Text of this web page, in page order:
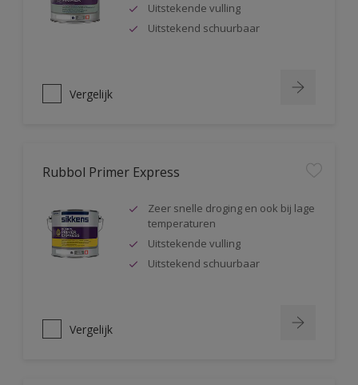
Uitstekende vulling
Uitstekend schuurbaar
Vergelijk
Rubbol Primer Express
Zeer snelle droging en ook bij lage
temperaturen
Uitstekende vulling
Uitstekend schuurbaar
Vergelijk